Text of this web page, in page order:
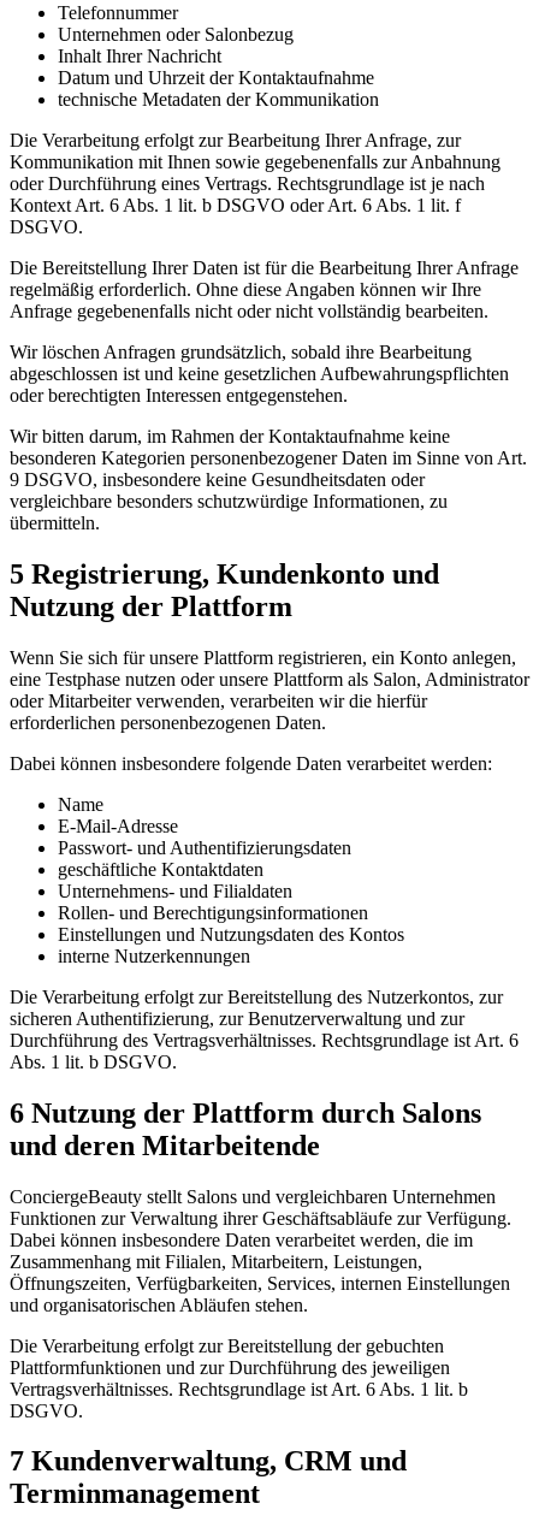
Telefonnummer
Unternehmen oder Salonbezug
Inhalt Ihrer Nachricht
Datum und Uhrzeit der Kontaktaufnahme
technische Metadaten der Kommunikation
Die Verarbeitung erfolgt zur Bearbeitung Ihrer Anfrage, zur
Kommunikation mit Ihnen sowie gegebenenfalls zur Anbahnung
oder Durchführung eines Vertrags. Rechtsgrundlage ist je nach
Kontext Art. 6 Abs. 1 lit. b DSGVO oder Art. 6 Abs. 1 lit. f
DSGVO.
Die Bereitstellung Ihrer Daten ist für die Bearbeitung Ihrer Anfrage
regelmäßig erforderlich. Ohne diese Angaben können wir Ihre
Anfrage gegebenenfalls nicht oder nicht vollständig bearbeiten.
Wir löschen Anfragen grundsätzlich, sobald ihre Bearbeitung
abgeschlossen ist und keine gesetzlichen Aufbewahrungspflichten
oder berechtigten Interessen entgegenstehen.
Wir bitten darum, im Rahmen der Kontaktaufnahme keine
besonderen Kategorien personenbezogener Daten im Sinne von Art.
9 DSGVO, insbesondere keine Gesundheitsdaten oder
vergleichbare besonders schutzwürdige Informationen, zu
übermitteln.
5 Registrierung, Kundenkonto und
Nutzung der Plattform
Wenn Sie sich für unsere Plattform registrieren, ein Konto anlegen,
eine Testphase nutzen oder unsere Plattform als Salon, Administrator
oder Mitarbeiter verwenden, verarbeiten wir die hierfür
erforderlichen personenbezogenen Daten.
Dabei können insbesondere folgende Daten verarbeitet werden:
Name
E-Mail-Adresse
Passwort- und Authentifizierungsdaten
geschäftliche Kontaktdaten
Unternehmens- und Filialdaten
Rollen- und Berechtigungsinformationen
Einstellungen und Nutzungsdaten des Kontos
interne Nutzerkennungen
Die Verarbeitung erfolgt zur Bereitstellung des Nutzerkontos, zur
sicheren Authentifizierung, zur Benutzerverwaltung und zur
Durchführung des Vertragsverhältnisses. Rechtsgrundlage ist Art. 6
Abs. 1 lit. b DSGVO.
6 Nutzung der Plattform durch Salons
und deren Mitarbeitende
ConciergeBeauty stellt Salons und vergleichbaren Unternehmen
Funktionen zur Verwaltung ihrer Geschäftsabläufe zur Verfügung.
Dabei können insbesondere Daten verarbeitet werden, die im
Zusammenhang mit Filialen, Mitarbeitern, Leistungen,
Öffnungszeiten, Verfügbarkeiten, Services, internen Einstellungen
und organisatorischen Abläufen stehen.
Die Verarbeitung erfolgt zur Bereitstellung der gebuchten
Plattformfunktionen und zur Durchführung des jeweiligen
Vertragsverhältnisses. Rechtsgrundlage ist Art. 6 Abs. 1 lit. b
DSGVO.
7 Kundenverwaltung, CRM und
Terminmanagement